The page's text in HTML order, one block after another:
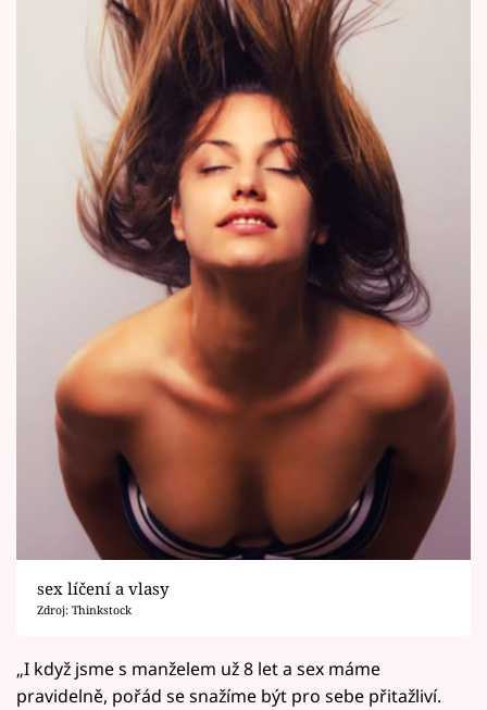
sex líčení a vlasy
Zdroj: Thinkstock
„I když jsme s manželem už 8 let a sex máme
pravidelně, pořád se snažíme být pro sebe přitažliví.